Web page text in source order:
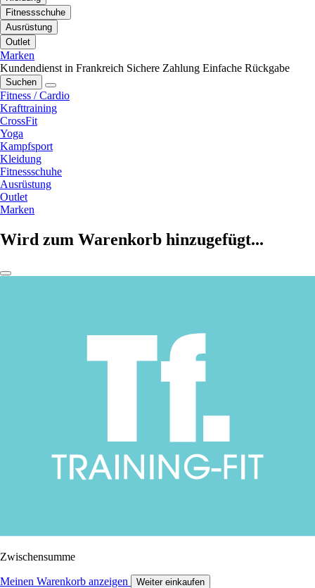
Fitnessschuhe
Ausrüstung
Outlet
Marken
Kundendienst in Frankreich Sichere Zahlung Einfache Rückgabe
Suchen
Fitness / Cardio
Krafttraining
CrossFit
Yoga
Kampfsport
Kleidung
Fitnessschuhe
Ausrüstung
Outlet
Marken
Wird zum Warenkorb hinzugefügt...
Zwischensumme
Meinen Warenkorb anzeigen Weiter einkaufen